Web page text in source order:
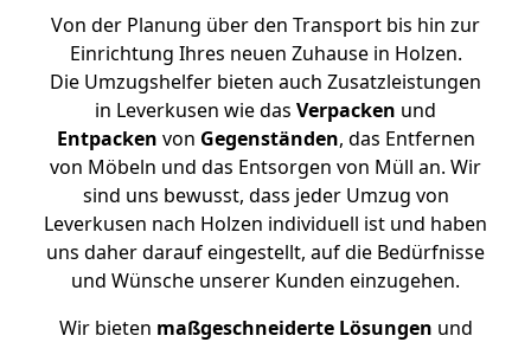
Von der Planung über den Transport bis hin zur
Einrichtung Ihres neuen Zuhause in Holzen.
Die Umzugshelfer bieten auch Zusatzleistungen
in Leverkusen wie das Verpacken und
Entpacken von Gegenständen, das Entfernen
von Möbeln und das Entsorgen von Müll an. Wir
sind uns bewusst, dass jeder Umzug von
Leverkusen nach Holzen individuell ist und haben
uns daher darauf eingestellt, auf die Bedürfnisse
und Wünsche unserer Kunden einzugehen.
Wir bieten maßgeschneiderte Lösungen und